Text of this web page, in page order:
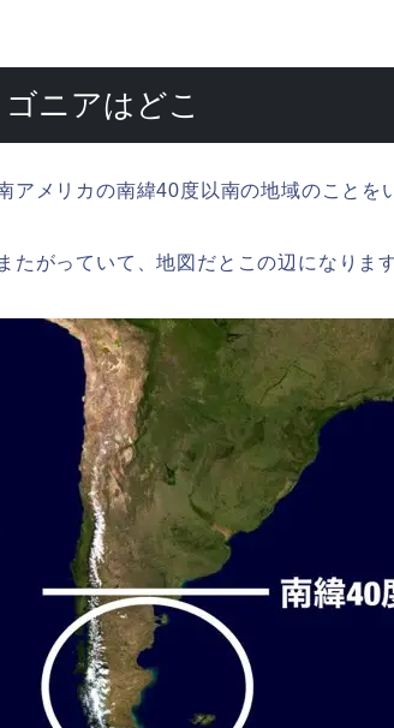
ニアはどこ
アメリカの南緯40度以南の地域のことを
たがっていて、地図だとこの辺になります